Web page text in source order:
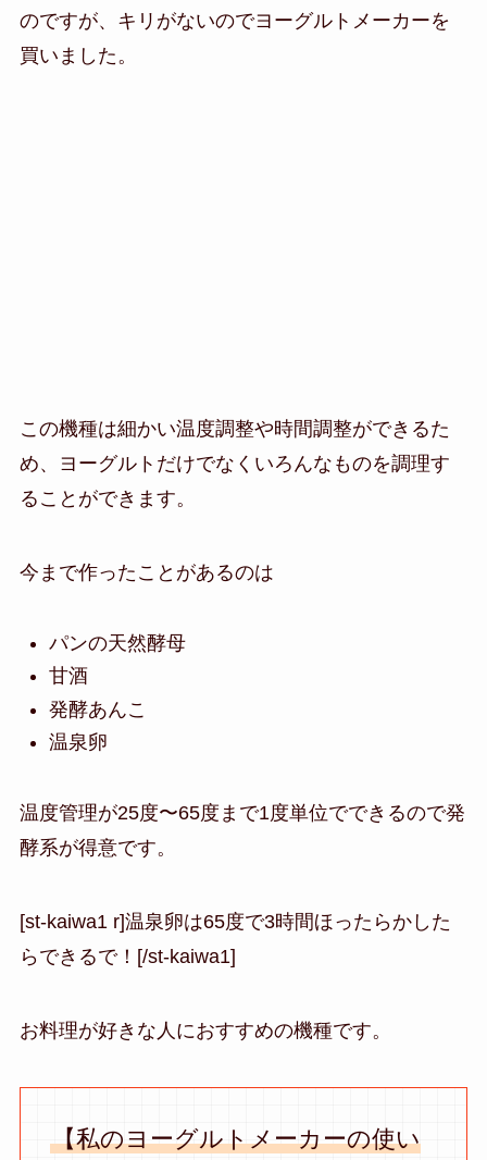
のですが、キリがないのでヨーグルトメーカーを
買いました。
この機種は細かい温度調整や時間調整ができるた
め、ヨーグルトだけでなくいろんなものを調理す
ることができます。
今まで作ったことがあるのは
パンの天然酵母
甘酒
発酵あんこ
温泉卵
温度管理が25度〜65度まで1度単位でできるので発
酵系が得意です。
[st-kaiwa1 r]温泉卵は65度で3時間ほったらかした
らできるで！[/st-kaiwa1]
お料理が好きな人におすすめの機種です。
【私のヨーグルトメーカーの使い